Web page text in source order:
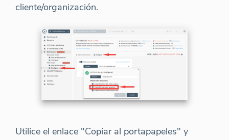
cliente/organización.
Utilice el enlace "Copiar al portapapeles" y